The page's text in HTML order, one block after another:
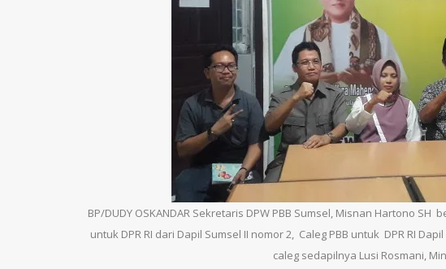
BP/DUDY OSKANDAR Sekretaris DPW PBB Sumsel, Misnan Hartono
untuk DPR RI dari Dapil Sumsel II nomor 2, Caleg PBB untuk DPR RI
caleg sedapilnya Lusi Rosmani,